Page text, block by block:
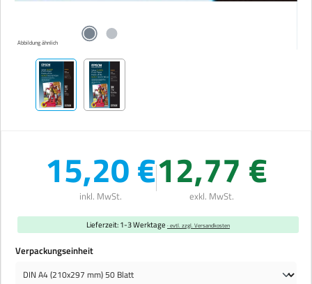
Abbildung ähnlich
15,20 €
inkl. MwSt.
12,77 €
exkl. MwSt.
Lieferzeit: 1-3 Werktage · evtl. zzgl. Versandkosten
Verpackungseinheitauswählen